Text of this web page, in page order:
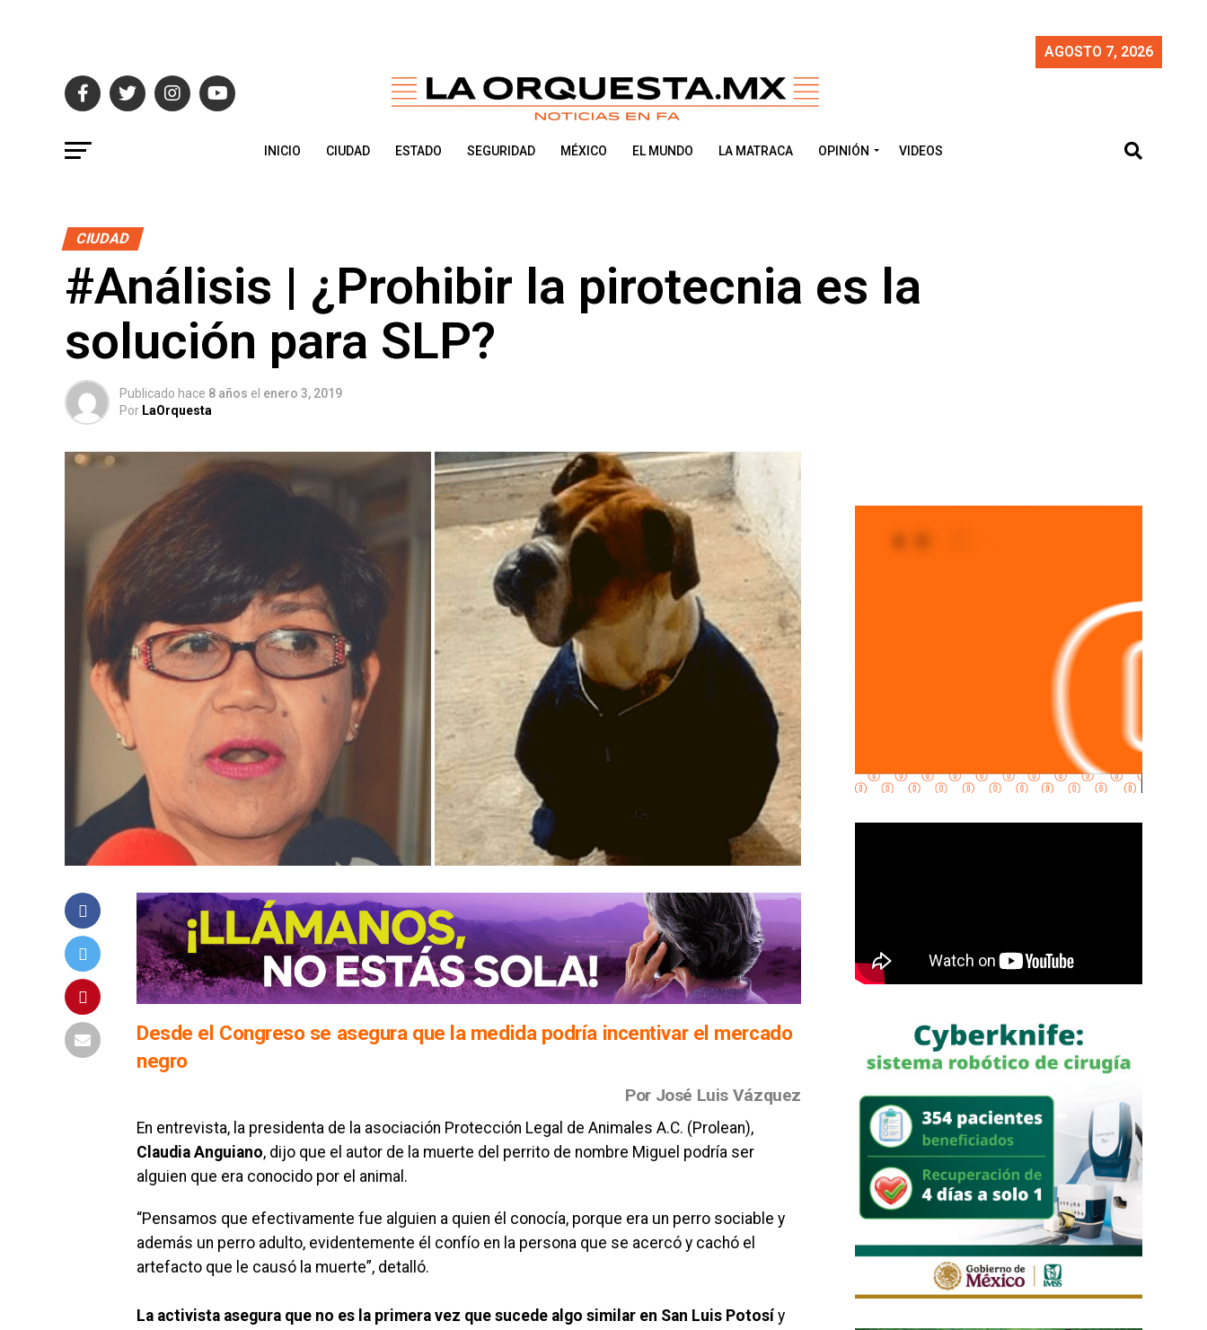
AGOSTO 7, 2026
INICIO CIUDAD ESTADO SEGURIDAD MÉXICO EL MUNDO LA MATRACA OPINIÓN VIDEOS
CIUDAD
#Análisis | ¿Prohibir la pirotecnia es la
solución para SLP?
Publicado hace 8 años el enero 3, 2019
Por LaOrquesta
Desde el Congreso se asegura que la medida podría incentivar el mercado
negro
Por José Luis Vázquez
En entrevista, la presidenta de la asociación Protección Legal de Animales A.C. (Prolean),
Claudia Anguiano, dijo que el autor de la muerte del perrito de nombre Miguel podría ser
alguien que era conocido por el animal.
“Pensamos que efectivamente fue alguien a quien él conocía, porque era un perro sociable y
además un perro adulto, evidentemente él confío en la persona que se acercó y cachó el
artefacto que le causó la muerte”, detalló.
La activista asegura que no es la primera vez que sucede algo similar en San Luis Potosí y